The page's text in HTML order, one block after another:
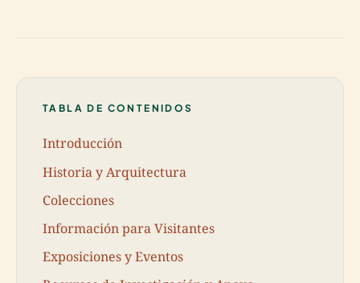
TABLA DE CONTENIDOS
Introducción
Historia y Arquitectura
Colecciones
Información para Visitantes
Exposiciones y Eventos